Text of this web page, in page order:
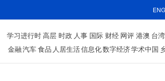
学习进行时高层 时政 人事 国际 财经 网评 港澳 台湾
金融汽车食品 人居生活信息化数字经济学术中国